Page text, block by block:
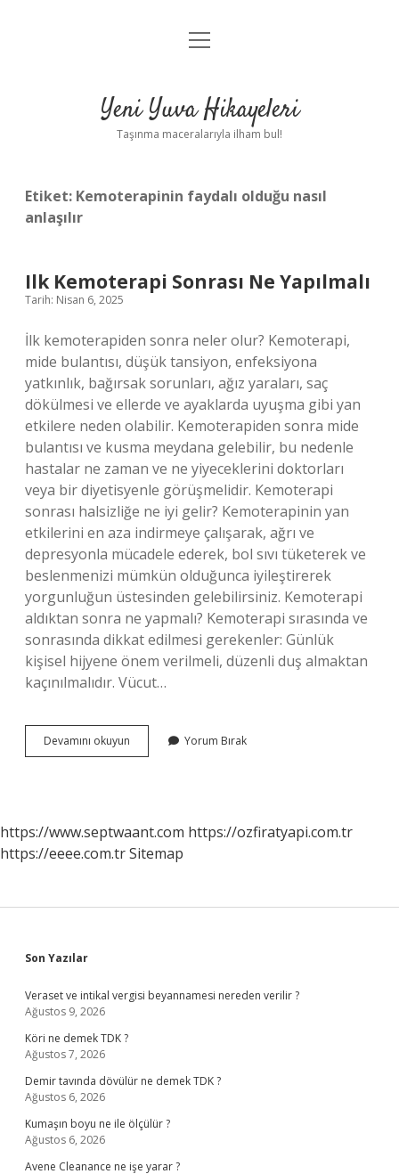
Anasayfa
Yasal Uyarı
menüyü
Yeni Yuva Hikayeleri
Taşınma maceralarıyla ilham bul!
Etiket: Kemoterapinin faydalı olduğu nasıl
anlaşılır
Ilk Kemoterapi Sonrası Ne Yapılmalı
Tarih: Nisan 6, 2025
İlk kemoterapiden sonra neler olur? Kemoterapi,
mide bulantısı, düşük tansiyon, enfeksiyona
yatkınlık, bağırsak sorunları, ağız yaraları, saç
dökülmesi ve ellerde ve ayaklarda uyuşma gibi yan
etkilere neden olabilir. Kemoterapiden sonra mide
bulantısı ve kusma meydana gelebilir, bu nedenle
hastalar ne zaman ve ne yiyeceklerini doktorları
veya bir diyetisyenle görüşmelidir. Kemoterapi
sonrası halsizliğe ne iyi gelir? Kemoterapinin yan
etkilerini en aza indirmeye çalışarak, ağrı ve
depresyonla mücadele ederek, bol sıvı tüketerek ve
beslenmenizi mümkün olduğunca iyileştirerek
yorgunluğun üstesinden gelebilirsiniz. Kemoterapi
aldıktan sonra ne yapmalı? Kemoterapi sırasında ve
sonrasında dikkat edilmesi gerekenler: Günlük
kişisel hijyene önem verilmeli, düzenli duş almaktan
kaçınılmalıdır. Vücut…
Devamını okuyun
Kemoterapi
Yorum Bırak
https://www.septwaant.com https://ozfiratyapi.com.tr
https://eeee.com.trSitemap
Sidebar
Son Yazılar
Veraset ve intikal vergisi beyannamesi nereden verilir ?
Ağustos 9, 2026
Köri ne demek TDK ?
Ağustos 7, 2026
Demir tavında dövülür ne demek TDK ?
Ağustos 6, 2026
Kumaşın boyu ne ile ölçülür ?
Ağustos 6, 2026
Avene Cleanance ne işe yarar ?